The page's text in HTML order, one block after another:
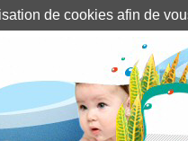
de cookies afin de